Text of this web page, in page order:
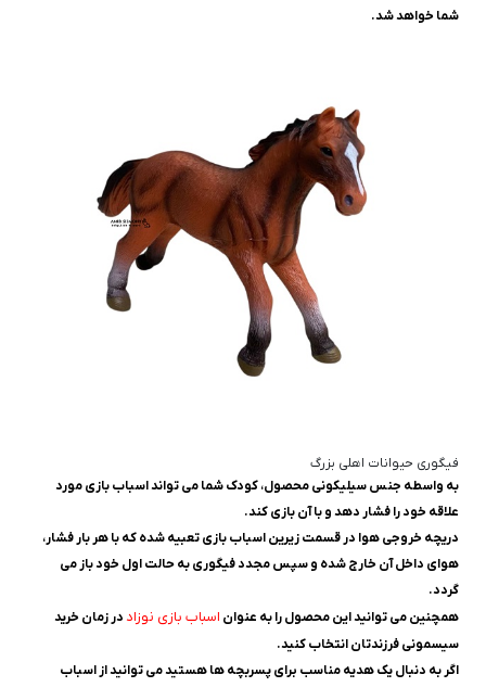
شما خواهد شد.
فیگوری حیوانات اهلی بزرگ
به واسطه جنس سیلیکونی محصول، کودک شما می تواند اسباب بازی مورد
علاقه خود را فشار دهد و با آن بازی کند.
دریچه خروجی هوا در قسمت زیرین اسباب بازی تعبیه شده که با هر بار فشار،
هوای داخل آن خارج شده و سپس مجدد فیگوری به حالت اول خود باز می
گردد.
همچنین می توانید این محصول را به عنوان اسباب بازی نوزاد در زمان خرید
سیسمونی فرزندتان انتخاب کنید.
اگر به دنبال یک هدیه مناسب برای پسربچه ها هستید می توانید از اسباب